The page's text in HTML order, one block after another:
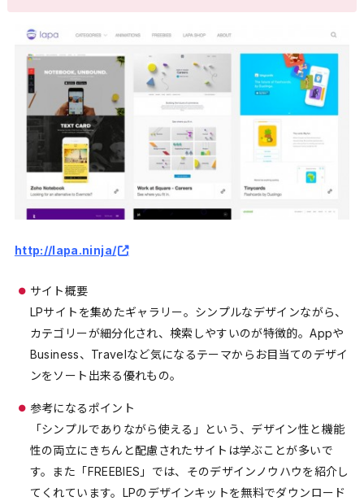
http://lapa.ninja/
サイト概要
LPサイトを集めたギャラリー。シンプルなデザインながら、
カテゴリーが細分化され、検索しやすいのが特徴的。Appや
Business、Travelなど気になるテーマからお目当てのデザイ
ンをソート出来る優れもの。
参考になるポイント
「シンプルでありながら使える」という、デザイン性と機能
性の両立にきちんと配慮されたサイトは学ぶことが多いで
す。また「FREEBIES」では、そのデザインノウハウを紹介し
てくれています。LPのデザインキットを無料でダウンロード